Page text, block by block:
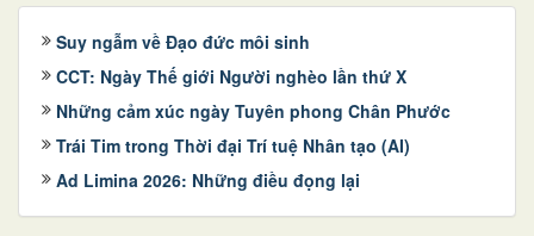
Suy ngẫm về Đạo đức môi sinh
CCT: Ngày Thế giới Người nghèo lần thứ X
Những cảm xúc ngày Tuyên phong Chân Phước
Trái Tim trong Thời đại Trí tuệ Nhân tạo (AI)
Ad Limina 2026: Những điều đọng lại